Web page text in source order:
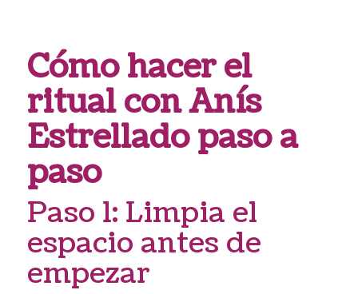
Cómo hacer el
ritual con Anís
Estrellado paso a
paso
Paso 1: Limpia el
espacio antes de
empezar